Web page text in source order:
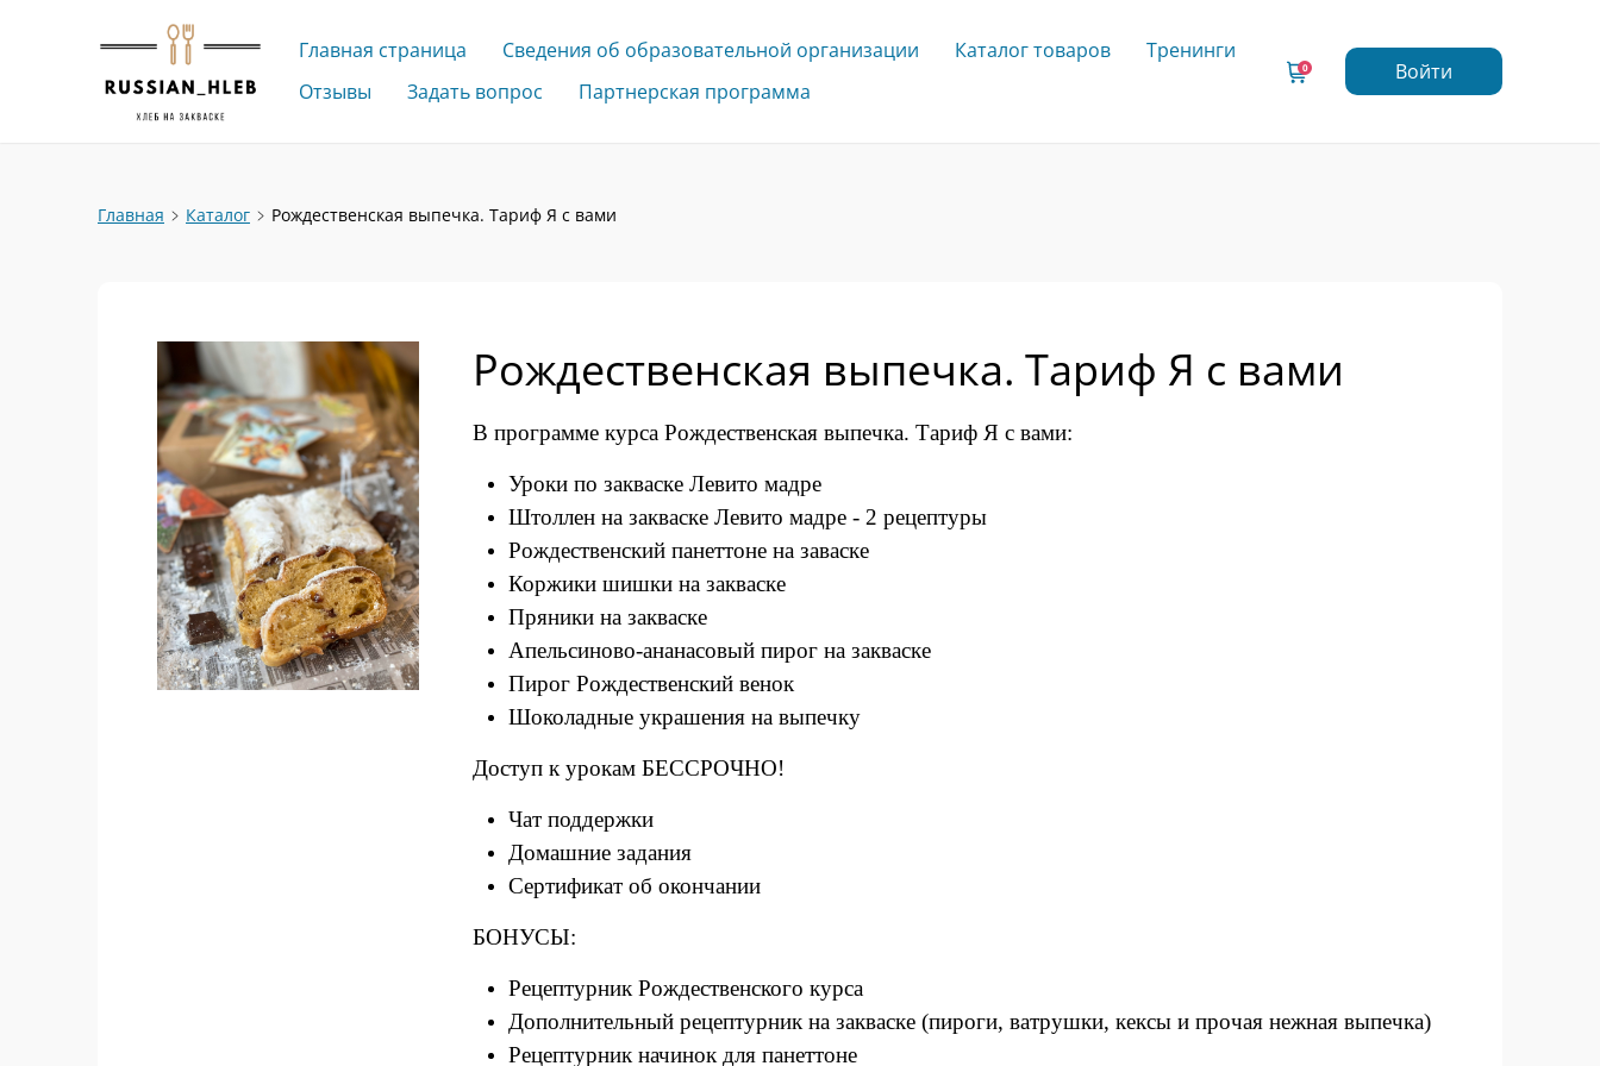
Главная страница Сведения об образовательной организации Каталог товаров
Тренинги
Отзывы
Задать вопрос Партнерская программа
0 Войти
Главная Каталог Рождественская выпечка. Тариф Я с вами
Рождественская выпечка. Тариф Я с вами
В программе курса Рождественская выпечка. Тариф Я с вами:
Уроки по закваске Левито мадре
Штоллен на закваске Левито мадре - 2 рецептуры
Рождественский панеттоне на заваске
Коржики шишки на закваске
Пряники на закваске
Апельсиново-ананасовый пирог на закваске
Пирог Рождественский венок
Шоколадные украшения на выпечку
Доступ к урокам БЕССРОЧНО!
Чат поддержки
Домашние задания
Сертификат об окончании
БОНУСЫ:
Рецептурник Рождественского курса
Дополнительный рецептурник на закваске (пироги, ватрушки, кексы и прочая нежная выпечка)
Рецептурник начинок для панеттоне